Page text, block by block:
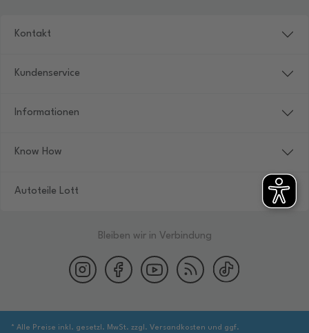
Kontakt
Kundenservice
Informationen
Know How
Autoteile Lott
Bleiben wir in Verbindung
* Alle Preise inkl. gesetzl. MwSt. zzgl. Versandkosten und ggf.